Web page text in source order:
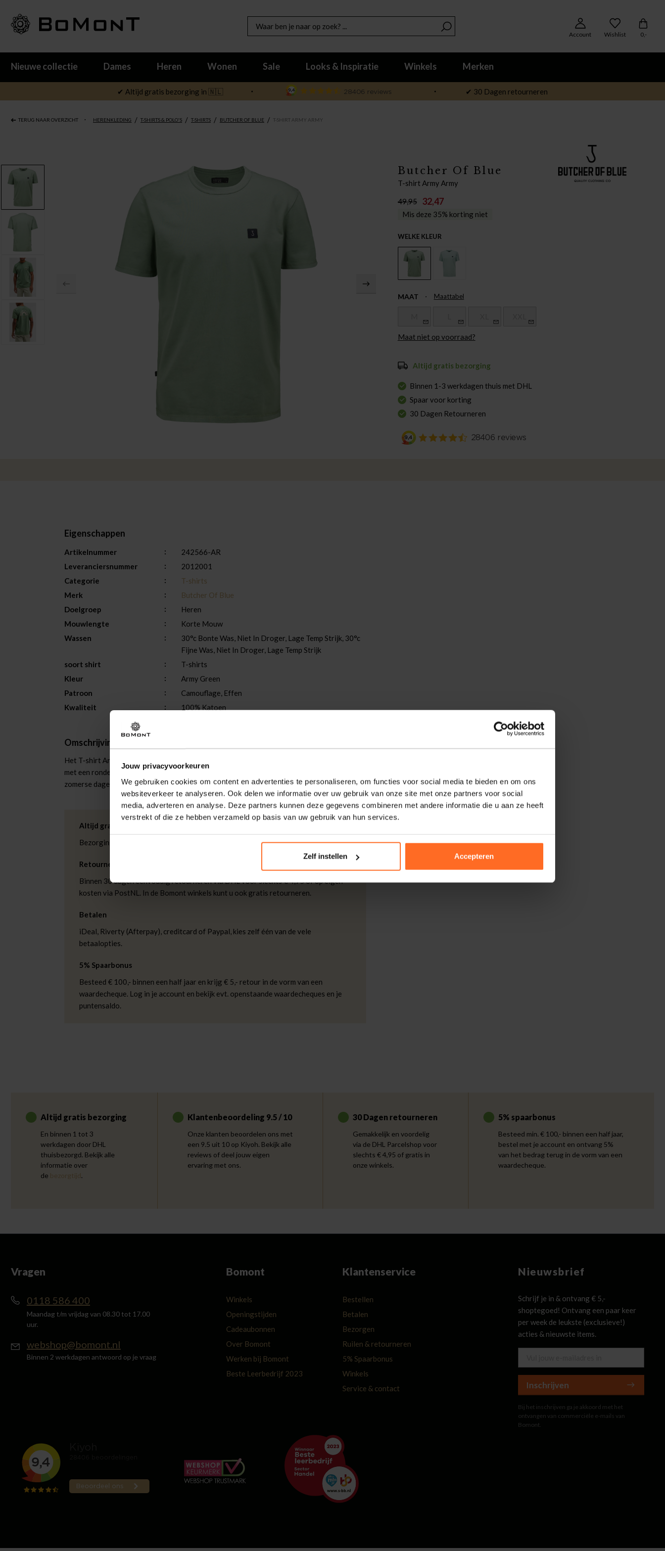
Jouw privacyvoorkeuren
We gebruiken cookies om content en advertenties te personaliseren, om functies voor social media te bieden en om ons
websiteverkeer te analyseren. Ook delen we informatie over uw gebruik van onze site met onze partners voor social
media, adverteren en analyse. Deze partners kunnen deze gegevens combineren met andere informatie die u aan ze heeft
verstrekt of die ze hebben verzameld op basis van uw gebruik van hun services.
Zelf instellen Accepteren
Account Wishlist 0,-
Nieuwe collectie Dames Heren Wonen Sale Looks & Inspiratie Winkels Merken
✔ Altijd gratis bezorging in 🇳🇱 ✔ 30 Dagen retourneren
TERUG NAAR OVERZICHT HERENKLEDING / T-SHIRTS & POLO'S / T-SHIRTS / BUTCHER OF BLUE / T-SHIRT ARMY ARMY
Butcher Of Blue
T-shirt Army Army
49,95 32,47
Mis deze 35% korting niet
WELKE KLEUR
MAAT Maattabel
Maat niet op voorraad?
Altijd gratis bezorging
Binnen 1-3 werkdagen thuis met DHL
Spaar voor korting
30 Dagen Retourneren
Eigenschappen
Artikelnummer
242566-AR
Leveranciersnummer
2012001
Categorie
T-shirts
Merk
Butcher Of Blue
Doelgroep
Heren
Mouwlengte
Korte Mouw
Wassen
30°c Bonte Was, Niet In Droger, Lage Temp Strijk, 30°c
Fijne Was, Niet In Droger, Lage Temp Strijk
soort shirt
T-shirts
Kleur
Army Green
Patroon
Camouflage, Effen
Kwaliteit
100% Katoen
Omschrijving
Het T-shirt Army van Butcher of Blue is een casual heren T-shirt, gemaakt van zacht katoen
met een ronde hals en korte mouwen. Het heeft een subtiel camouflagepatroon, ideaal voor
zomerse dagen en een onmisbaar item in elke basiscollectie.
Altijd gratis bezorging
Bezorging is altijd gratis, binnen 1-3 werkdagen thuisgeleverd met DHL.
Retourneren
Binnen 30 dagen eenvoudig retourneren via DHL voor slechts € 4,95 of op eigen
kosten via PostNL. In de Bomont winkels kunt u ook gratis retourneren.
Betalen
iDeal, Riverty (Afterpay), creditcard of Paypal, kies zelf één van de vele
betaalopties.
5% Spaarbonus
Besteed € 100,- binnen een half jaar en krijg € 5,- retour in de vorm van een
waardecheque. Log in je account en bekijk evt. openstaande waardecheques en je
puntensaldo.
Altijd gratis bezorging
En binnen 1 tot 3
werkdagen door DHL
thuisbezorgd. Bekijk alle
informatie over
de bezorgtijd.
Klantenbeoordeling 9.5 / 10
Onze klanten beoordelen ons met
een 9.5 uit 10 op Kiyoh. Bekijk alle
reviews of deel jouw eigen
ervaring met ons.
30 Dagen retourneren
Gemakkelijk en voordelig
via de DHL Parcelshop voor
slechts € 4,95 of gratis in
onze winkels.
5% spaarbonus
Besteed min. € 100,- binnen een half jaar,
bestel met je account en ontvang 5%
van het bedrag terug in de vorm van een
waardecheque.
Vragen
0118 586 400
Maandag t/m vrijdag van 08.30 tot 17.00
uur.
webshop@bomont.nl
Binnen 2 werkdagen antwoord op je vraag
Bomont
Winkels
Openingstijden
Cadeaubonnen
Over Bomont
Werken bij Bomont
Beste Leerbedrijf 2023
Klantenservice
Bestellen
Betalen
Bezorgen
Ruilen & retourneren
5% Spaarbonus
Winkels
Service & contact
Nieuwsbrief
Schrijf je in & ontvang € 5,-
shoptegoed! Ontvang een paar keer
per week de leukste (exclusieve!)
acties & nieuwste items.
Inschrijven
Bij het inschrijven ga je akkoord met het
ontvangen van commerciële e-mails van
Bomont.